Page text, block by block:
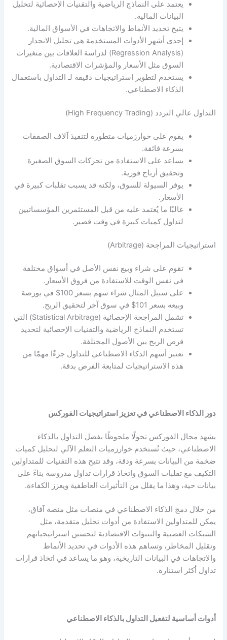
يعتمد على النماذج الرياضية والتقنيات الإحصائية لتحليل
البيانات المالية.
يتيح تحديد الأنماط والاتجاهات في الأسواق المالية.
إحدى أشهر الأدوات المستخدمة هي تحليل الانحدار
(Regression Analysis) لدراسة العلاقات بين متغيرات
السوق مثل الأسعار والمؤشرات الاقتصادية.
يستخدم لتطوير استراتيجيات دقيقة لـ التداول باستعمال
الذكاء الاصطناعي.
التداول عالي التردد (High Frequency Trading)
يقوم على خوارزميات متطورة لتنفيذ آلاف الصفقات
بسرعة فائقة.
يساعد على الاستفادة من تحركات السوق الصغيرة
وتحقيق أرباح فورية.
يوفر السيولة للسوق، ولكنه قد يسبب تقلبات كبيرة في
الأسعار.
غالبًا ما يُعتمد عليه من قبل المستثمرين المؤسساتيين
لتداول كميات كبيرة في وقت قصير.
استراتيجيات المراجحة (Arbitrage)
تقوم على شراء وبيع نفس الأصل في أسواق مختلفة
في نفس الوقت للاستفادة من فروق الأسعار.
على سبيل المثال شراء سهم بسعر 100$ في بورصة
وبيعه بسعر 101$ في سوق آخر لتحقيق الربح.
تشمل المراجحة الإحصائية (Statistical Arbitrage) التي
تستخدم النماذج الرياضية والتقنيات الإحصائية لتحديد
فرص الربح بين الأصول المختلفة.
تعتبر أسهم الذكاء الاصطناعي للتداول جزءًا مهمًا من
هذه الاستراتيجيات لمتابعة الفرص بدقة.
دور الذكاء الاصطناعي في تعزيز استراتيجيات الفوركس
يشهد مجال الفوركس تحولًا ملحوظًا بفضل التداول بالذكاء
الاصطناعي، حيث تُستخدم خوارزميات التعلم الآلي لتحليل كميات
ضخمة من البيانات بسرعة ودقة، وقد تتيح هذه التقنيات للمتداولين
التكيف مع تقلبات السوق واتخاذ قرارات تداول مدروسة بناءً على
بيانات حية، وهذا ما يقلل من التأثيرات العاطفية ويعزز الكفاءة.
من خلال دمج الذكاء الاصطناعي في منصات مثل منصة آفاق،
يمكن للمتداولين الاستفادة من أدوات تحليل متقدمة، مثل
الشبكات العصبية والتنبؤات الاقتصادية لتحسين استراتيجياتهم
وتقليل المخاطر، وتساهم هذه الأدوات في تحديد الأنماط
والاتجاهات في البيانات التاريخية، وهو ما يساعد في اتخاذ قرارات
تداول أكثر استنارة.
أدوات أساسية لتفعيل التداول بالذكاء الاصطناعي